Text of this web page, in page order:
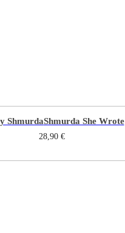
ShmurdaShmurda She Wrote
28,90 €